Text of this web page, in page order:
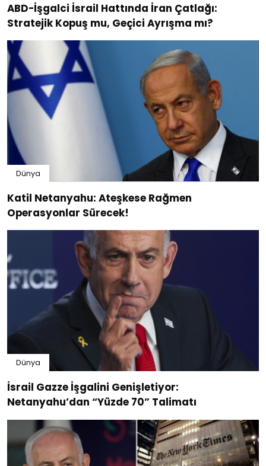
ABD-İşgalci İsrail Hattında İran Çatlağı:
Stratejik Kopuş mu, Geçici Ayrışma mı?
Dünya
Katil Netanyahu: Ateşkese Rağmen
Operasyonlar Sürecek!
Dünya
İsrail Gazze İşgalini Genişletiyor:
Netanyahu’dan “Yüzde 70” Talimatı